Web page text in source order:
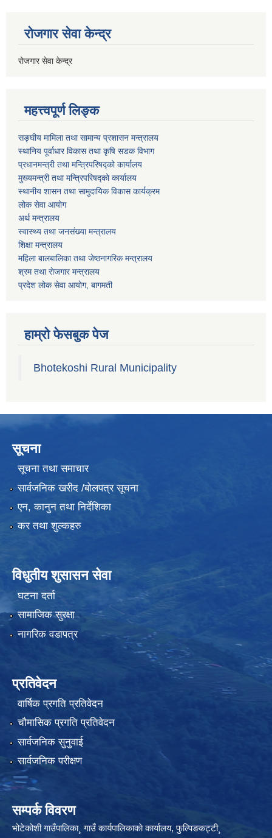
रोजगार सेवा केन्द्र
रोजगार सेवा केन्द्र
महत्त्वपूर्ण लिङ्क
सङ्घीय मामिला तथा सामान्य प्रशासन मन्त्रालय
स्थानिय पूर्वाधार विकास तथा कृषि सडक विभाग
प्रधानमन्त्री तथा मन्त्रिपरिषद्को कार्यालय
मुख्यमन्त्री तथा मन्त्रिपरिषद्को कार्यालय
स्थानीय शासन तथा सामुदायिक विकास कार्यक्रम
लोक सेवा आयोग
अर्थ मन्त्रालय
स्वास्थ्य तथा जनस‌ंख्या मन्त्रालय
शिक्षा मन्त्रालय
महिला बालबालिका तथा जेष्ठनागरिक मन्त्रालय
श्रम तथा राेजगार मन्त्रालय
प्रदेश लोक सेवा आयाेग, बागमती
हाम्रो फेसबुक पेज
Bhotekoshi Rural Municipality
सूचना
सूचना तथा समाचार
सार्वजनिक खरीद /बोलपत्र सूचना
एन, कानुन तथा निर्देशिका
कर तथा शुल्कहरु
विधुतीय शुसासन सेवा
घटना दर्ता
सामाजिक सुरक्षा
नागरिक वडापत्र
प्रतिवेदन
वार्षिक प्रगति प्रतिवेदन
चौमासिक प्रगति प्रतिवेदन
सार्वजनिक सुनुवाई
सार्वजनिक परीक्षण
सम्पर्क विवरण
भोटेकोशी गाउँपालिका¸ गाउँ कार्यपालिकाकाे कार्यालय, फुल्पिङकट्टी¸